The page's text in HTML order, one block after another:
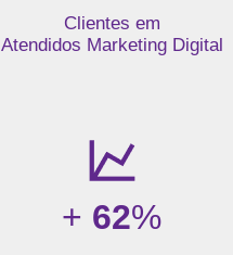
Clientes em
Atendidos Marketing Digital
+ 62%